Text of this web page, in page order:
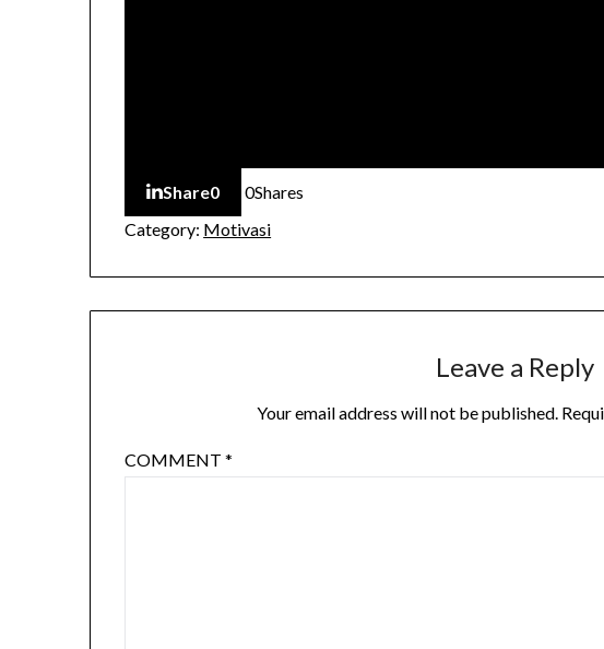
Share0 0Shares
Category: Motivasi
Leave a Reply
Your email address will not be published.
COMMENT*